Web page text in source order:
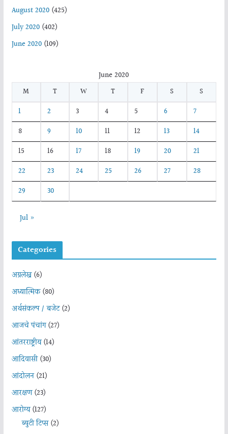
August 2020(425)
July 2020(402)
June 2020(109)
June 2020
M
T W T F S
S
1
2 3 4 5 6
7
8
9 10 11 12 13
14
15
16 17 18 19 20
21
22
23 24 25 26 27
28
29
30
Jul »
Categories
अग्रलेख(6)
अध्यात्मिक(80)
अर्थसंकल्प / बजेट(2)
आजचे पंचांग(27)
आंतरराष्ट्रीय(14)
आदिवासी(30)
आंदोलन(21)
आरक्षण(23)
आरोग्य(127)
ब्युटी टिप्स(2)